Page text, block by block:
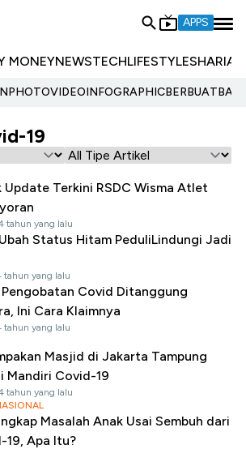
APPS
MONEYNEWSTECHLIFESTYLESHARIA
PHOTOVIDEOINFOGRAPHIC
19
Update Terkini RSDC Wisma Atlet
tahun yang lalu
Status Hitam PeduliLindungi Jadi
tahun yang lalu
Pengobatan Covid Ditanggung
Ini Cara Klaimnya
tahun yang lalu
Masjid di Jakarta Tampung
Mandiri Covid-19
tahun yang lalu
Masalah Anak Usai Sembuh dari
19, Apa Itu?